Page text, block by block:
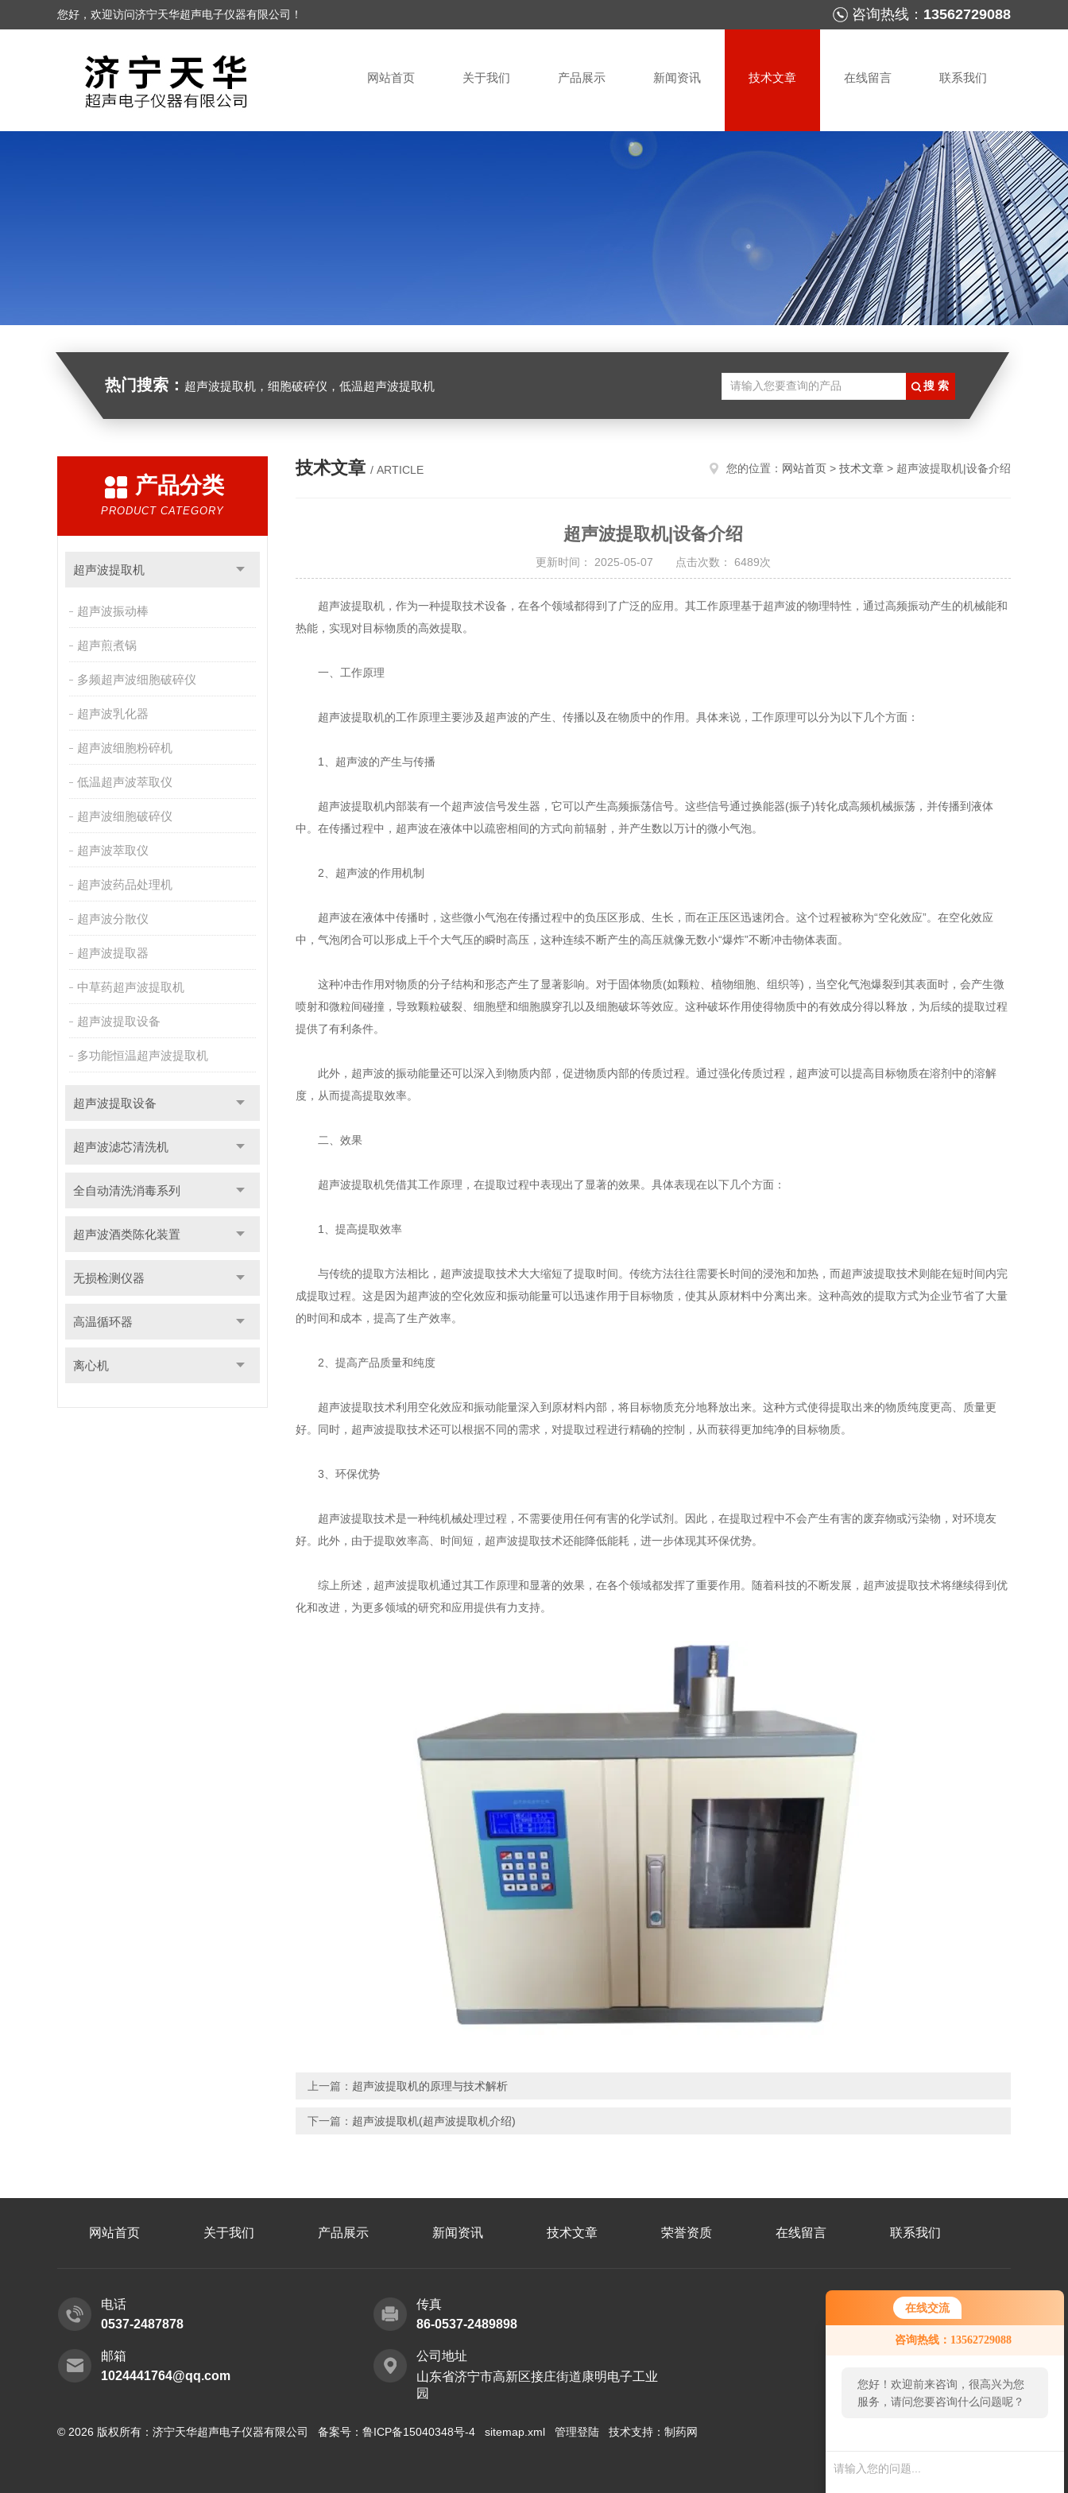
在线交流
咨询热线：13562729088
您好！欢迎前来咨询，很高兴为您
服务，请问您要咨询什么问题呢？
您好，欢迎访问济宁天华超声电子仪器有限公司！ 咨询热线： 13562729088
网站首页 关于我们 产品展示 新闻资讯 技术文章 在线留言 联系我们
热门搜索： 超声波提取机，细胞破碎仪，低温超声波提取机
产品分类
PRODUCT CATEGORY
超声波提取机
超声波振动棒
超声煎煮锅
多频超声波细胞破碎仪
超声波乳化器
超声波细胞粉碎机
低温超声波萃取仪
超声波细胞破碎仪
超声波萃取仪
超声波药品处理机
超声波分散仪
超声波提取器
中草药超声波提取机
超声波提取设备
多功能恒温超声波提取机
超声波提取设备
超声波滤芯清洗机
全自动清洗消毒系列
超声波酒类陈化装置
无损检测仪器
高温循环器
离心机
技术文章 / ARTICLE 您的位置： 网站首页 > 技术文章 > 超声波提取机|设备介绍
超声波提取机|设备介绍
更新时间： 2025-05-07 点击次数： 6489次
超声波提取机，作为一种提取技术设备，在各个领域都得到了广泛的应用。其工作原理基于超声波的物理特性，通过高频振动产生的机械能和
热能，实现对目标物质的高效提取。
一、工作原理
超声波提取机的工作原理主要涉及超声波的产生、传播以及在物质中的作用。具体来说，工作原理可以分为以下几个方面：
1、超声波的产生与传播
超声波提取机内部装有一个超声波信号发生器，它可以产生高频振荡信号。这些信号通过换能器(振子)转化成高频机械振荡，并传播到液体
中。在传播过程中，超声波在液体中以疏密相间的方式向前辐射，并产生数以万计的微小气泡。
2、超声波的作用机制
超声波在液体中传播时，这些微小气泡在传播过程中的负压区形成、生长，而在正压区迅速闭合。这个过程被称为“空化效应”。在空化效应
中，气泡闭合可以形成上千个大气压的瞬时高压，这种连续不断产生的高压就像无数小“爆炸”不断冲击物体表面。
这种冲击作用对物质的分子结构和形态产生了显著影响。对于固体物质(如颗粒、植物细胞、组织等)，当空化气泡爆裂到其表面时，会产生微
喷射和微粒间碰撞，导致颗粒破裂、细胞壁和细胞膜穿孔以及细胞破坏等效应。这种破坏作用使得物质中的有效成分得以释放，为后续的提取过程
提供了有利条件。
此外，超声波的振动能量还可以深入到物质内部，促进物质内部的传质过程。通过强化传质过程，超声波可以提高目标物质在溶剂中的溶解
度，从而提高提取效率。
二、效果
超声波提取机凭借其工作原理，在提取过程中表现出了显著的效果。具体表现在以下几个方面：
1、提高提取效率
与传统的提取方法相比，超声波提取技术大大缩短了提取时间。传统方法往往需要长时间的浸泡和加热，而超声波提取技术则能在短时间内完
成提取过程。这是因为超声波的空化效应和振动能量可以迅速作用于目标物质，使其从原材料中分离出来。这种高效的提取方式为企业节省了大量
的时间和成本，提高了生产效率。
2、提高产品质量和纯度
超声波提取技术利用空化效应和振动能量深入到原材料内部，将目标物质充分地释放出来。这种方式使得提取出来的物质纯度更高、质量更
好。同时，超声波提取技术还可以根据不同的需求，对提取过程进行精确的控制，从而获得更加纯净的目标物质。
3、环保优势
超声波提取技术是一种纯机械处理过程，不需要使用任何有害的化学试剂。因此，在提取过程中不会产生有害的废弃物或污染物，对环境友
好。此外，由于提取效率高、时间短，超声波提取技术还能降低能耗，进一步体现其环保优势。
综上所述，超声波提取机通过其工作原理和显著的效果，在各个领域都发挥了重要作用。随着科技的不断发展，超声波提取技术将继续得到优
化和改进，为更多领域的研究和应用提供有力支持。
上一篇： 超声波提取机的原理与技术解析
下一篇： 超声波提取机(超声波提取机介绍)
网站首页 关于我们 产品展示 新闻资讯 技术文章 荣誉资质 在线留言 联系我们
电话
0537-2487878
传真
86-0537-2489898
邮箱
1024441764@qq.com
公司地址
山东省济宁市高新区接庄街道康明电子工业
园
© 2026 版权所有：济宁天华超声电子仪器有限公司 备案号： 鲁ICP备15040348号-4 sitemap.xml 管理登陆 技术支持： 制药网
码